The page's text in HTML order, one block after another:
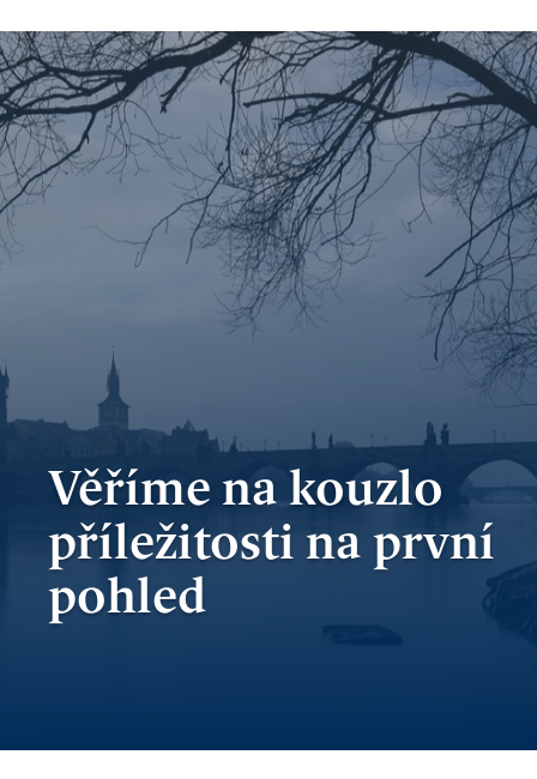
Kariéra
Kontakty
Věříme na kouzlo
příležitosti na první
pohled